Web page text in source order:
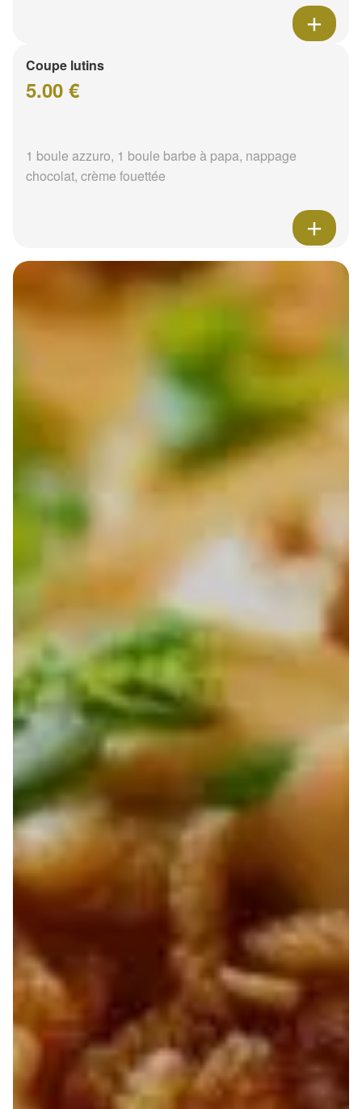
Coupe lutins
5.00 €
1 boule azzuro, 1 boule barbe à papa, nappage
chocolat, crème fouettée